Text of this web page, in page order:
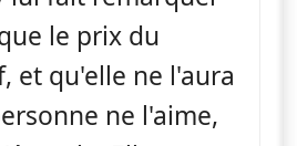
le prix du
et qu'elle ne l'aura
ne l'aime,